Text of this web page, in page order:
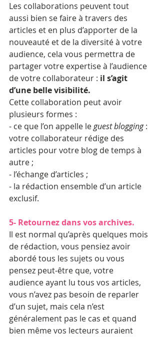
Les collaborations peuvent tout
aussi bien se faire à travers des
articles et en plus d’apporter de la
nouveauté et de la diversité à votre
audience, cela vous permettra de
partager votre expertise à l’audience
de votre collaborateur : il s’agit
d’une belle visibilité.
Cette collaboration peut avoir
plusieurs formes :
- ce que l’on appelle le guest blogging :
votre collaborateur rédige des
articles pour votre blog de temps à
autre ;
- l’échange d’articles ;
- la rédaction ensemble d’un article
exclusif.
5- Retournez dans vos archives.
Il est normal qu’après quelques mois
de rédaction, vous pensiez avoir
abordé tous les sujets ou vous
pensez peut-être que, votre
audience ayant lu tous vos articles,
vous n’avez pas besoin de reparler
d’un sujet, mais cela n’est
généralement pas le cas et quand
bien même vos lecteurs auraient